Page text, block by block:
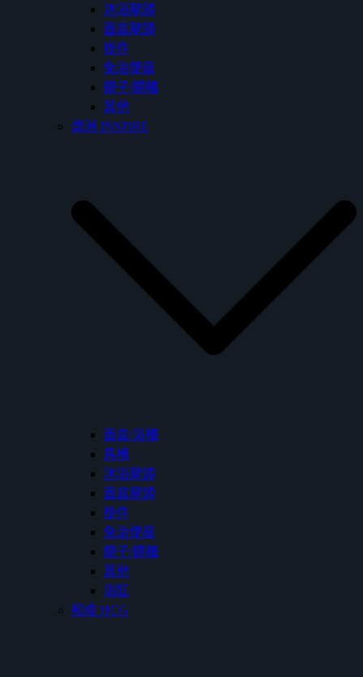
沐浴龍頭
面盆龍頭
掛件
免治便座
鏡子/鏡櫃
其他
澳洲 INSPiRE
面盆/浴櫃
馬桶
沐浴龍頭
面盆龍頭
掛件
免治便座
鏡子/鏡櫃
其他
浴缸
和成 HCG